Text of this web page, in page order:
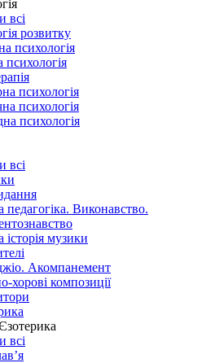
всі
розвитку
психологія
психологія
психологія
психологія
психологія
всі
Виконавство.
історія музики
Акомпанемент
хорові композиції
всі